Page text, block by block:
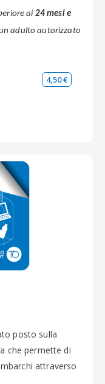
ai 24 mesi e
adulto autorizzato
4,50 €
posto sulla
che permette di
attraverso